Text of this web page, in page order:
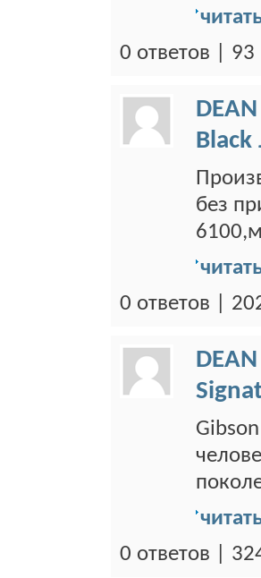
0 ответов |
DEAN
Black
без
0 ответов |
DEAN
0 ответов |